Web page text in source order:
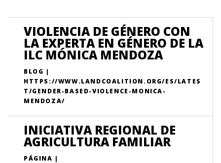
VIOLENCIA DE GÉNERO CON
LA EXPERTA EN GÉNERO DE LA
ILC MÓNICA MENDOZA
BLOG |
HTTPS://WWW.LANDCOALITION.ORG/ES/LATES
T/GENDER-BASED-VIOLENCE-MONICA-
MENDOZA/
INICIATIVA REGIONAL DE
AGRICULTURA FAMILIAR
PÁGINA |